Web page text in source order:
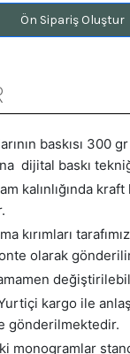
Ön Sipariş Oluştur
baskısı 300 gr
dijital baskı
kalınlığında
kırımları
olarak
kargo ile
gönderilmektedir.
monogramlar